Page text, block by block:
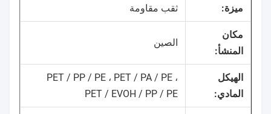
ميزة: ثقب مقاومة
مكان
المنشأ:
الصين
الهيكل
المادي:
PET / PP / PE ، PET / PA / PE ،
PET / EVOH / PP / PE